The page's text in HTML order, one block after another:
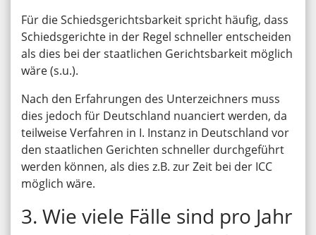
Für die Schiedsgerichtsbarkeit spricht häufig, dass
Schiedsgerichte in der Regel schneller entscheiden
als dies bei der staatlichen Gerichtsbarkeit möglich
wäre (s.u.).
Nach den Erfahrungen des Unterzeichners muss
dies jedoch für Deutschland nuanciert werden, da
teilweise Verfahren in I. Instanz in Deutschland vor
den staatlichen Gerichten schneller durchgeführt
werden können, als dies z.B. zur Zeit bei der ICC
möglich wäre.
3. Wie viele Fälle sind pro Jahr